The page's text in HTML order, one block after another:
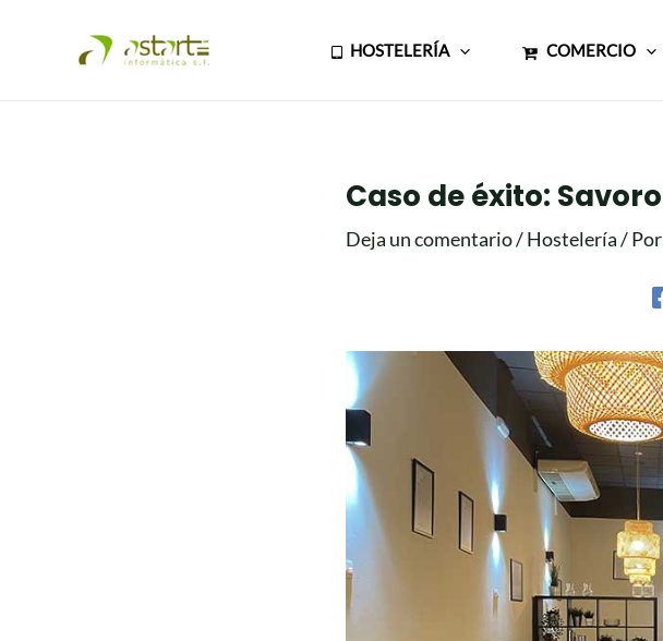
HOSTELERÍA COMERCIO
Caso de éxito: Savoro
Deja un comentario/Hostelería/ Por
de